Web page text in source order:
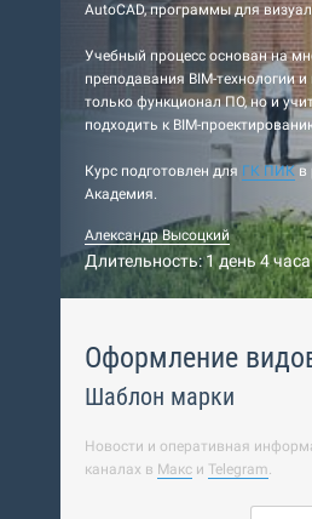
AutoCAD, программы для
Учебный процесс основан на
преподавания BIM-технологии
только функционал ПО, но и
подходить к BIM-
Курс подготовлен для ГК ПИК в
Академия.
Александр Высоцкий
Длительность: 1 день 4
Оформление
Шаблон марки
Новости и оперативная
каналах в Макс и Telegram.